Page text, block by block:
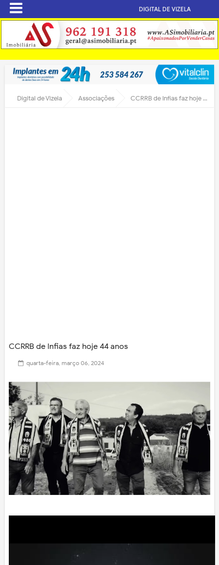
DIGITAL DE VIZELA
Digital de Vizela Associações CCRRB de Infias faz hoje 44 anos
CCRRB de Infias faz hoje 44 anos
quarta-feira, março 06, 2024